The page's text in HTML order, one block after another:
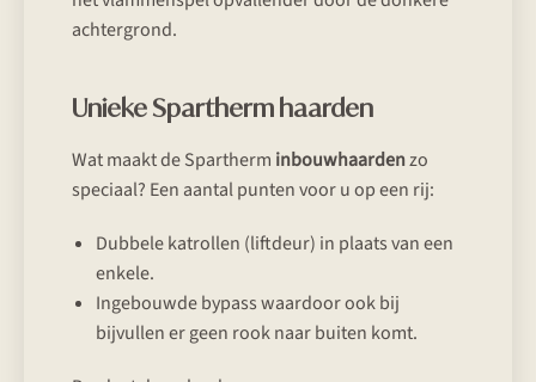
achtergrond.
Unieke Spartherm haarden
Wat maakt de Spartherm inbouwhaardenzo
speciaal? Een aantal punten voor u op een rij:
Dubbele katrollen (liftdeur) in plaats van een
enkele.
Ingebouwde bypass waardoor ook bij
bijvullen er geen rook naar buiten komt.